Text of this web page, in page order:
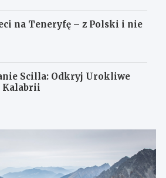
na Teneryfę – z Polski i nie
Scilla: Odkryj Urokliwe
Kalabrii